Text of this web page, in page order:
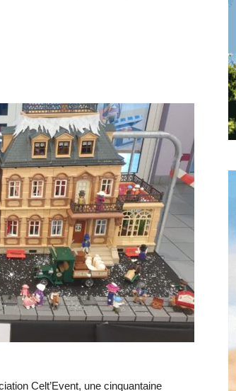
locale
–
Celt’Event, une cinquantaine